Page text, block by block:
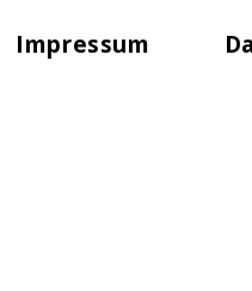
Impressum